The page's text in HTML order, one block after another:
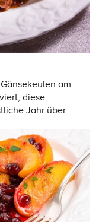
am
diese
Jahr über.